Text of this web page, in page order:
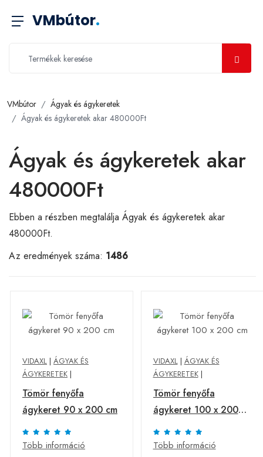
VMbútor.
VMbútor
Ágyak és ágykeretek
Ágyak és ágykeretek akar 480000Ft
Ágyak és ágykeretek akar
480000Ft
Ebben a részben megtalálja Ágyak és ágykeretek akar
480000Ft.
Az eredmények száma: 1486
VIDAXL | ÁGYAK ÉS
ÁGYKERETEK |
Tömör fenyőfa
ágykeret 90 x 200 cm
Több információ
VIDAXL| ÁGYAK ÉS
ÁGYKERETEK|
Tömör fenyőfa
ágykeret 100 x 200
cm
Több információ